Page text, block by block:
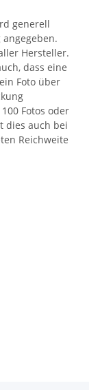
generell
Hersteller.
dass eine
Foto über
Fotos oder
dies auch bei
Reichweite